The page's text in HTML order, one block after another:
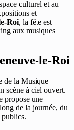
culturel et au
et
Roi, la fête est
aux musiques
le-Roi
de la Musique
scène à ciel ouvert.
propose une
de la journée, du
publics.